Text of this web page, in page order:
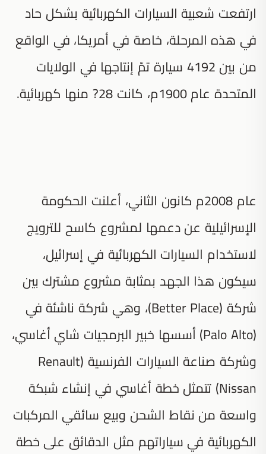
ارتفعت شعبية السيارات الكهربائية بشكل حاد
في هذه المرحلة، خاصة في أمريكا، في الواقع
من بين 4192 سيارة تمّ إنتاجها في الولايات
المتحدة عام 1900م، كانت 28? منها كهربائية.
عام 2008م كانون الثاني، أعلنت الحكومة
الإسرائيلية عن دعمها لمشروع كاسح للترويج
لاستخدام السيارات الكهربائية في إسرائيل،
سيكون هذا الجهد بمثابة مشروع مشترك بين
شركة (Better Place)، وهي شركة ناشئة في
(Palo Alto) أسسها خبير البرمجيات شاي أغاسي،
وشركة صناعة السيارات الفرنسية (Renault
Nissan) تتمثل خطة أغاسي في إنشاء شبكة
واسعة من نقاط الشحن وبيع سائقي المركبات
الكهربائية في سياراتهم مثل الدقائق على خطة